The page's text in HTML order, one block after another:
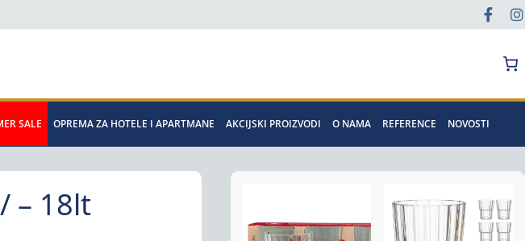
SALE OPREMA ZA HOTELE I APARTMANE AKCIJSKI PROIZVODI O NAMA REFERENCE NOVOSTI
– 18lt